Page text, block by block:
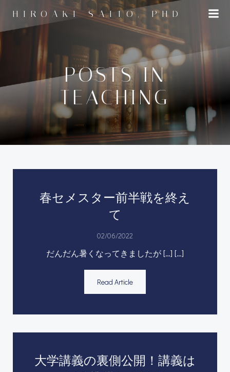
コ
ン
テ
ン
ツ
へ
ス
キ
ッ
プ
HIROAKI SAITO, PHD
POSTS IN
TEACHING
春セメスター前半戦を終え
て
02/06/2022
だんだん暑くなってきましたが […] […]
Read Article
大学講義の裏側公開！講義は